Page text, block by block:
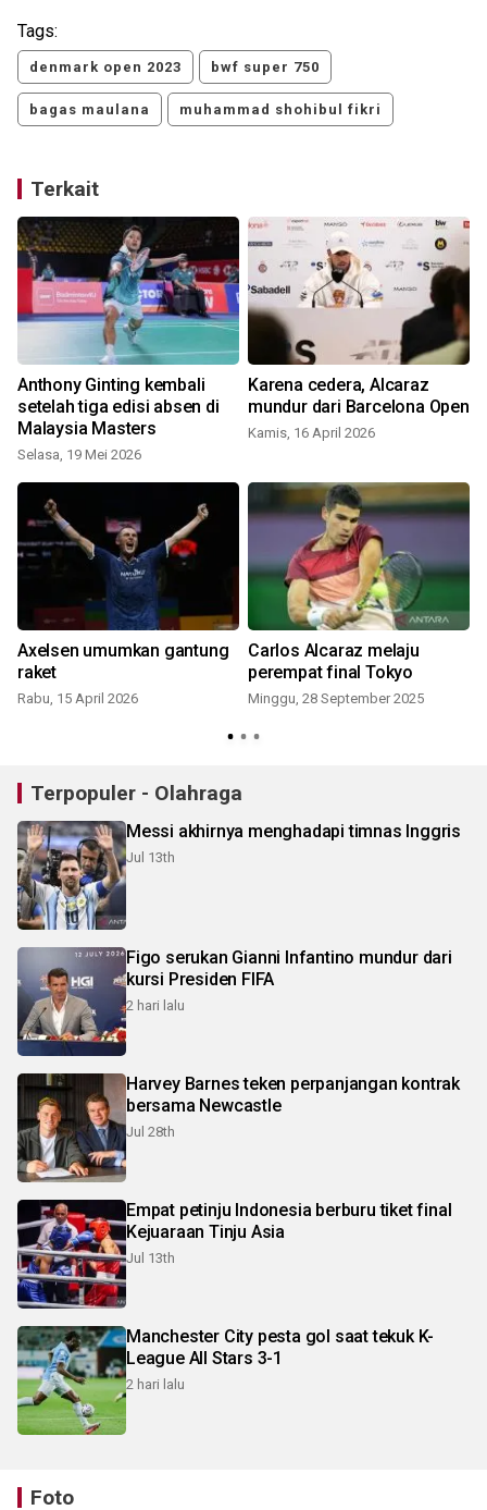
Tags:
denmark open 2023 bwf super 750
bagas maulana muhammad shohibul fikri
Terkait
Anthony Ginting kembali
setelah tiga edisi absen di
Malaysia Masters
Selasa, 19 Mei 2026
Karena cedera, Alcaraz
mundur dari Barcelona Open
Kamis, 16 April 2026
Axelsen umumkan gantung
raket
Rabu, 15 April 2026
Carlos Alcaraz melaju
perempat final Tokyo
Minggu, 28 September 2025
Terpopuler - Olahraga
Messi akhirnya menghadapi timnas Inggris
Jul 13th
Figo serukan Gianni Infantino mundur dari
kursi Presiden FIFA
2 hari lalu
Harvey Barnes teken perpanjangan kontrak
bersama Newcastle
Jul 28th
Empat petinju Indonesia berburu tiket final
Kejuaraan Tinju Asia
Jul 13th
Manchester City pesta gol saat tekuk K-
League All Stars 3-1
2 hari lalu
Foto